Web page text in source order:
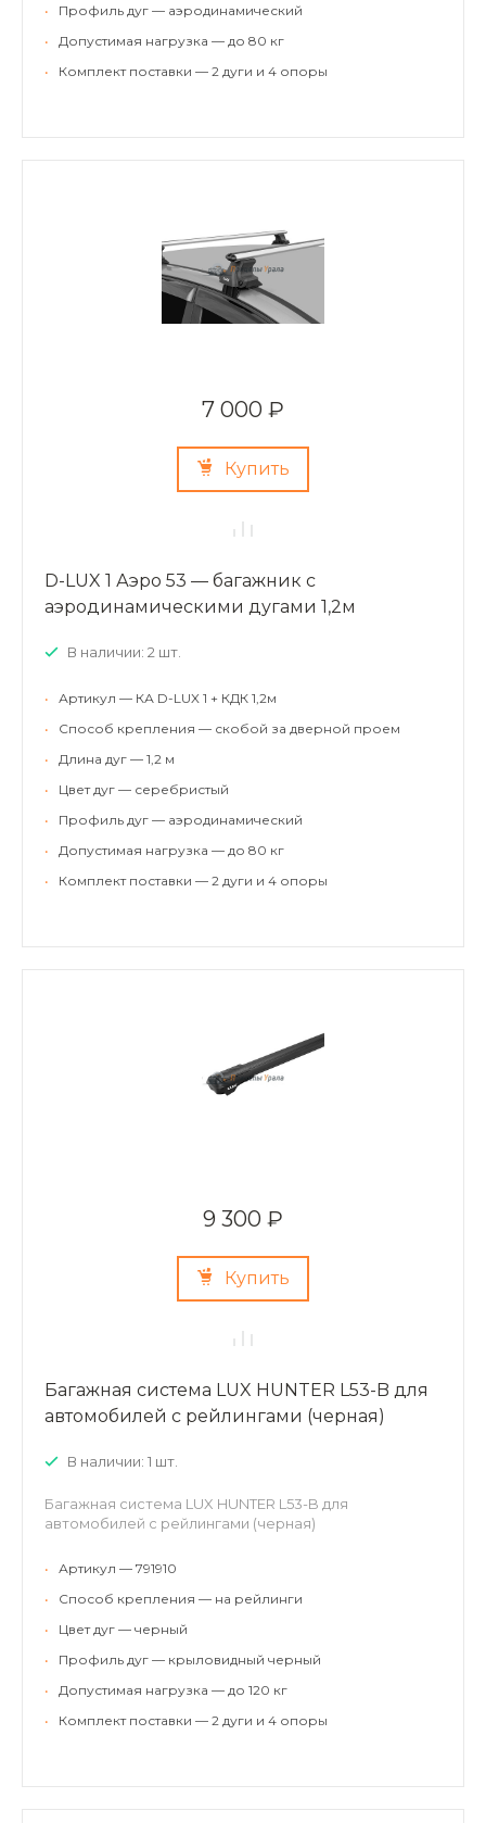
•
Профиль дуг — аэродинамический
•
Допустимая нагрузка — до 80 кг
•
Комплект поставки — 2 дуги и 4 опоры
7 000 ₽
Купить
D-LUX 1 Аэро 53 — багажник с
аэродинамическими дугами 1,2м
В наличии: 2 шт.
•
Артикул — КА D-LUX 1 + КДК 1,2м
•
Способ крепления — скобой за дверной проем
•
Длина дуг — 1,2 м
•
Цвет дуг — серебристый
•
Профиль дуг — аэродинамический
•
Допустимая нагрузка — до 80 кг
•
Комплект поставки — 2 дуги и 4 опоры
9 300 ₽
Купить
Багажная система LUX HUNTER L53-B для
автомобилей с рейлингами (черная)
В наличии: 1 шт.
Багажная система LUX HUNTER L53-B для
автомобилей с рейлингами (черная)
•
Артикул — 791910
•
Способ крепления — на рейлинги
•
Цвет дуг — черный
•
Профиль дуг — крыловидный черный
•
Допустимая нагрузка — до 120 кг
•
Комплект поставки — 2 дуги и 4 опоры